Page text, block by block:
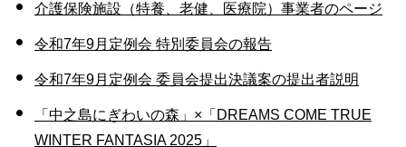
介護保険施設（特養、老健、医療院）事業者のページ
令和7年9月定例会 特別委員会の報告
令和7年9月定例会 委員会提出決議案の提出者説明
「中之島にぎわいの森」×「DREAMS COME TRUE
WINTER FANTASIA 2025」